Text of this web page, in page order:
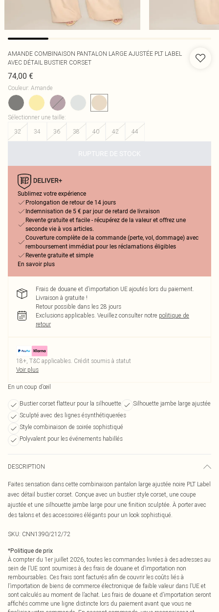
AMANDE COMBINAISON PANTALON LARGE AJUSTÉE PLT LABEL
AVEC DÉTAIL BUSTIER CORSET
74,00 €
Couleur: Amande
Sélectionner une taille:
32
34 36 38 40 42 44
RUPTURE DE STOCK
Sublimez votre expérience
Prolongation de retour de 14 jours
Indemnisation de 5 € par jour de retard de livraison
Revente gratuite et facile - récupérez de la valeur et offrez une
seconde vie à vos articles.
Couverture complète de la commande (perte, vol, dommage) avec
remboursement immédiat pour les réclamations éligibles
Revente gratuite et simple
En savoir plus
Frais de douane et d’importation UE ajoutés lors du paiement.
Livraison à gratuite !
Retour possible dans les 28 jours
Exclusions applicables. Veuillez consulter notre politique de
retour
18+, T&C applicables. Crédit soumis à statut
Voir plus
En un coup d’œil
Bustier corset flatteur pour la silhouette
Silhouette jambe large ajustée
Sculpté avec des lignes ésynthétiquerées
Style combinaison de soirée sophistiqué
Polyvalent pour les événements habillés
DESCRIPTION
Faites sensation dans cette combinaison pantalon large ajustée noire PLT Label
avec détail bustier corset. Conçue avec un bustier style corset, une coupe
ajustée et une silhouette jambe large pour une finition sculptée. À porter avec
des talons et des accessoires élégants pour un look sophistiqué.
SKU: CNN1390/212/72
*Politique de prix
À compter du 1er juillet 2026, toutes les commandes livrées à des adresses au
sein de l’UE sont soumises à des frais de douane et d’importation non
remboursables. Ces frais sont facturés afin de couvrir les coûts liés à
l’importation de biens de commerce électronique de faible valeur dans l’UE et
sont calculés au moment de l’achat. Les frais de douane et d’importation seront
affichés comme une ligne distincte lors du paiement avant que vous ne